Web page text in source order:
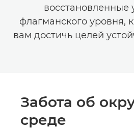
восстановленные
флагманского уровня,
вам достичь целей
Забота об
среде